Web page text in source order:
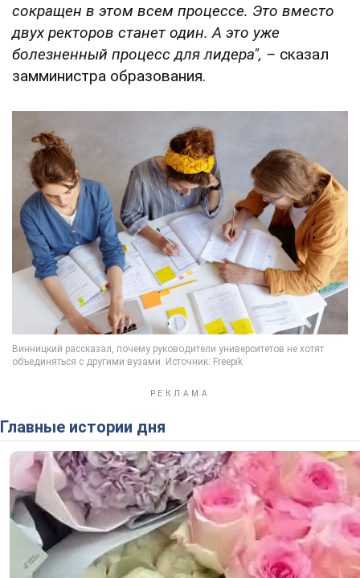
сокращен в этом всем процессе. Это вместо
двух ректоров станет один. А это уже
болезненный процесс для лидера", – сказал
замминистра образования.
Главные истории дня